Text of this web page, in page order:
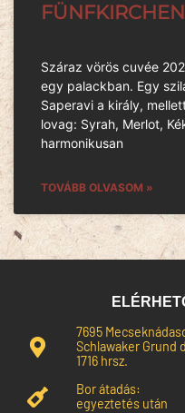
Száraz vörös cuvée
egy palackban. Egy
Saperavi a király,
lovag: Syrah, Merlot,
harmonikusan
TOVÁBB OLVASOM »
7695
Schlawaker Grund
1716 hrsz.
Bor átadás:
egyeztetés után